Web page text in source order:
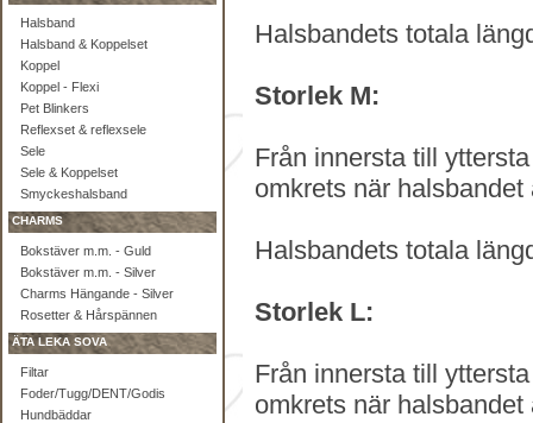
Halsband
Halsband & Koppelset
Koppel
Koppel - Flexi
Pet Blinkers
Reflexset & reflexsele
Sele
Sele & Koppelset
Smyckeshalsband
CHARMS
Bokstäver m.m. - Guld
Bokstäver m.m. - Silver
Charms Hängande - Silver
Rosetter & Hårspännen
ÄTA LEKA SOVA
Filtar
Foder/Tugg/DENT/Godis
Hundbäddar
Halsbandets totala
Storlek M:
Från innersta till
omkrets när halsbandet
Halsbandets totala
Storlek L:
Från innersta till
omkrets när halsbandet